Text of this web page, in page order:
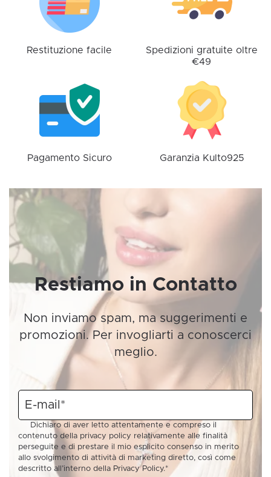
pagina
Restituzione facile
Spedizioni gratuite oltre
€49
Pagamento Sicuro Garanzia Kulto925
Restiamo in Contatto
Non inviamo spam, ma suggerimenti e
promozioni. Per invogliarti a conoscerci
meglio.